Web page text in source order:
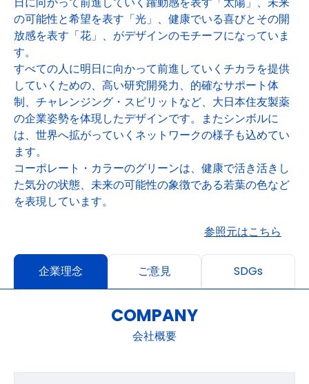
の可能性と希望を表す「光」、健康でいる喜びとその開
放感を表す「花」、がデザインのモチーフになっていま
す。
すべての人に明日に向かって前進していくチカラを提供
していくための、高い研究開発力、的確なサポート体
制、チャレンジング・スピリットなど、大日本住友製薬
の企業姿勢を体現したデザインです。またシンボルに
は、世界へ拡がっていくネットワークの様子も込めてい
ます。
コーポレート・カラーのグリーンは、健康で活き活きし
た気分の状態、未来の可能性の象徴である若葉の色など
を表現しています。
参照元はこちら
企業理念 ご意見 SDGs
COMPANY
会社概要